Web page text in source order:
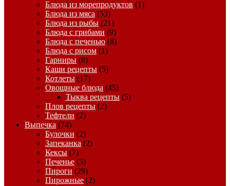
Блюда из морепродуктов (1)
Блюда из мяса (53)
Блюда из рыбы (21)
Блюда с грибами (9)
Блюда с печенью (8)
Блюда с рисом (1)
Гарниры (8)
Каши рецепты (5)
Котлеты (17)
Овощные блюда (45)
Тыква рецепты (5)
Плов рецепты (2)
Тефтели (2)
Выпечка (74)
Булочки (2)
Запеканка (2)
Кексы (7)
Печенье (5)
Пироги (29)
Пирожные (2)